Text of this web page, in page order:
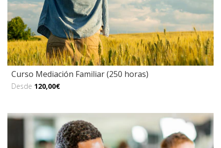
Curso Mediación Familiar (250 horas)
Desde 120,00€